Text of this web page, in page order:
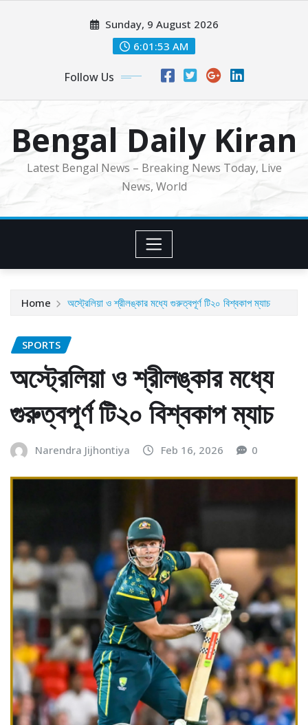
Sunday, 9 August 2026
6:01:55 AM
Follow Us
Bengal Daily Kiran
Latest Bengal News – Breaking News Today, Live
News, World
Home অস্ট্রেলিয়া ও শ্রীলঙ্কার মধ্যে গুরুত্বপূর্ণ টি২০ বিশ্বকাপ ম্যাচ
SPORTS
অস্ট্রেলিয়া ও শ্রীলঙ্কার মধ্যে
গুরুত্বপূর্ণ টি২০ বিশ্বকাপ ম্যাচ
Narendra Jijhontiya Feb 16, 2026 0